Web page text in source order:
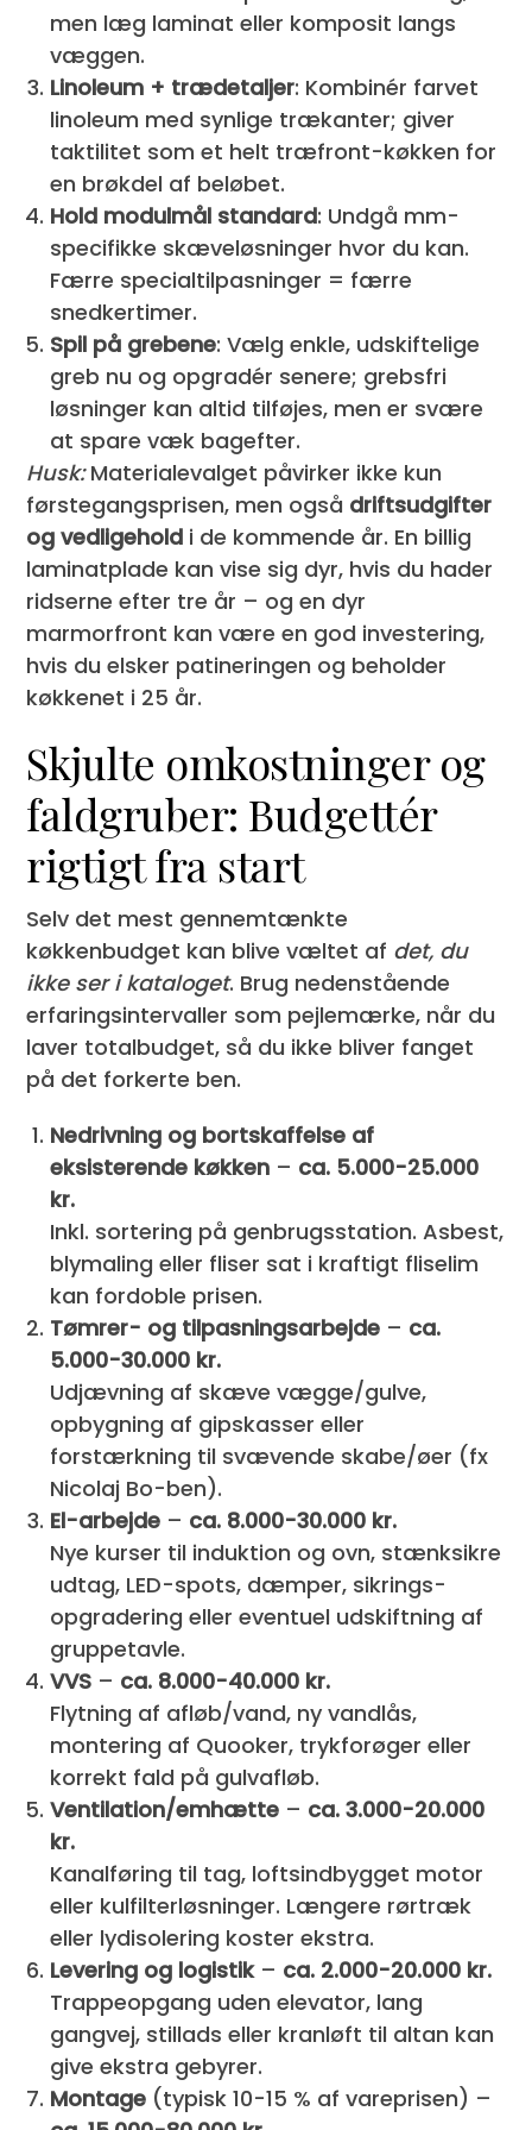
men læg laminat eller komposit langs
væggen.
Linoleum + trædetaljer: Kombinér farvet
linoleum med synlige trækanter; giver
taktilitet som et helt træfront-køkken for
en brøkdel af beløbet.
Hold modulmål standard: Undgå mm-
specifikke skæveløsninger hvor du kan.
Færre specialtilpasninger = færre
snedkertimer.
Spil på grebene: Vælg enkle, udskiftelige
greb nu og opgradér senere; grebsfri
løsninger kan altid tilføjes, men er svære
at spare væk bagefter.
Husk:Materialevalget påvirker ikke kun
førstegangsprisen, men også driftsudgifter
og vedligehold i de kommende år. En billig
laminatplade kan vise sig dyr, hvis du hader
ridserne efter tre år – og en dyr
marmorfront kan være en god investering,
hvis du elsker patineringen og beholder
køkkenet i 25 år.
Skjulte omkostninger og
faldgruber: Budgettér
rigtigt fra start
Selv det mest gennemtænkte
køkkenbudget kan blive væltet af det, du
ikke ser i kataloget. Brug nedenstående
erfaringsintervaller som pejlemærke, når du
laver totalbudget, så du ikke bliver fanget
på det forkerte ben.
Nedrivning og bortskaffelse af
eksisterende køkken – ca. 5.000-25.000
kr.
Inkl. sortering på genbrugsstation. Asbest,
blymaling eller fliser sat i kraftigt fliselim
kan fordoble prisen.
Tømrer- og tilpasningsarbejde – ca.
5.000-30.000 kr.
Udjævning af skæve vægge/gulve,
opbygning af gipskasser eller
forstærkning til svævende skabe/øer (fx
Nicolaj Bo-ben).
El-arbejde – ca. 8.000-30.000 kr.
Nye kurser til induktion og ovn, stænk­sikre
udtag, LED-spots, dæmper, sikrings­
opgradering eller eventuel udskiftning af
gruppetavle.
VVS – ca. 8.000-40.000 kr.
Flytning af afløb/vand, ny vandlås,
montering af Quooker, trykforøger eller
korrekt fald på gulvafløb.
Ventilation/emhætte – ca. 3.000-20.000
kr.
Kanalføring til tag, loftsindbygget motor
eller kulfilterløsninger. Længere rør­træk
eller lyd­isolering koster ekstra.
Levering og logistik– ca. 2.000-20.000 kr.
Trappeopgang uden elevator, lang
gangvej, stillads eller kranløft til altan kan
give ekstra gebyrer.
Montage (typisk 10-15 % af vareprisen) –